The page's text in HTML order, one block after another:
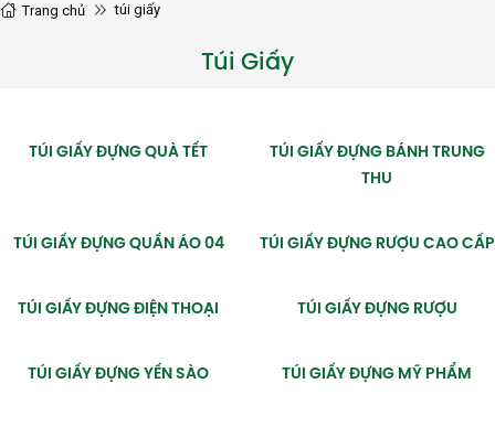
Trang chủ túi giấy
Túi Giấy
TÚI GIẤY ĐỰNG QUÀ TẾT
TÚI GIẤY ĐỰNG BÁNH TRUNG
THU
TÚI GIẤY ĐỰNG QUẦN ÁO 04 TÚI GIẤY ĐỰNG RƯỢU CAO CẤP
TÚI GIẤY ĐỰNG ĐIỆN THOẠI TÚI GIẤY ĐỰNG RƯỢU
TÚI GIẤY ĐỰNG YẾN SÀO TÚI GIẤY ĐỰNG MỸ PHẨM